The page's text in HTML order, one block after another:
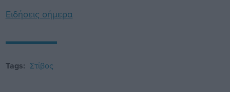
Ειδήσεις σήμερα
Tags: Στίβος